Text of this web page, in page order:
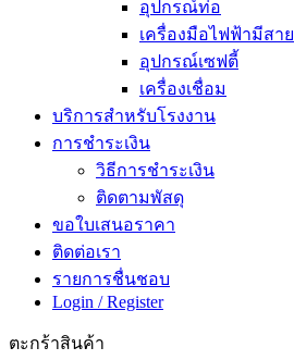
อุปกรณ์ท่อ
เครื่องมือไฟฟ้ามีสาย
อุปกรณ์เซฟตี้
เครื่องเชื่อม
บริการสำหรับโรงงาน
การชำระเงิน
วิธีการชำระเงิน
ติดตามพัสดุ
ขอใบเสนอราคา
ติดต่อเรา
รายการชื่นชอบ
Login / Register
ตะกร้าสินค้า